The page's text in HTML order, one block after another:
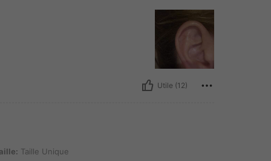
Utile (12)
Taille Unique